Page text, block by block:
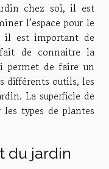
chez soi, il est
l’espace pour le
il est important de
de connaitre la
permet de faire un
différents outils, les
La superficie de
les types de plantes
du jardin